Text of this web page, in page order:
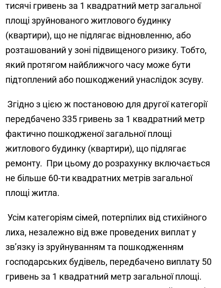
тисячі гривень за 1 квадратний метр загальної
площі зруйнованого житлового будинку
(квартири), що не підлягає відновленню, або
розташований у зоні підвищеного ризику. Тобто,
який протягом найближчого часу може бути
підтоплений або пошкоджений унаслідок зсуву.
Згідно з цією ж постановою для другої категорії
передбачено 335 гривень за 1 квадратний метр
фактично пошкодженої загальної площі
житлового будинку (квартири), що підлягає
ремонту. При цьому до розрахунку включається
не більше 60-ти квадратних метрів загальної
площі житла.
Усім категоріям сімей, потерпілих від стихійного
лиха, незалежно від вже проведених виплат у
зв’язку із зруйнуванням та пошкодженням
господарських будівель, передбачено виплату 50
гривень за 1 квадратний метр загальної площі.